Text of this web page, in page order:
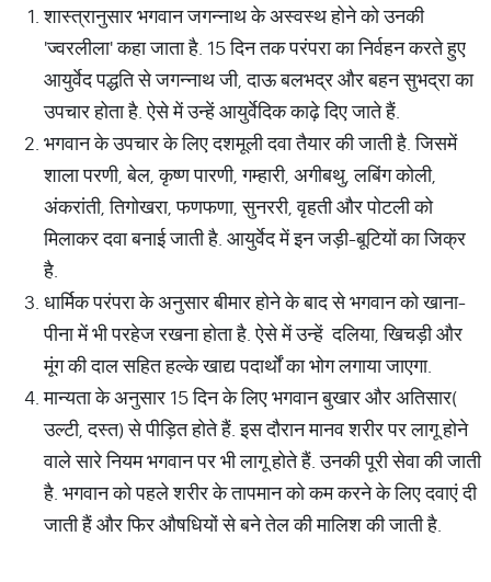
शास्त्रानुसार भगवान जगन्नाथ के अस्वस्थ होने को उनकी
'ज्वरलीला' कहा जाता है. 15 दिन तक परंपरा का निर्वहन करते हुए
आयुर्वेद पद्धति से जगन्नाथ जी, दाऊ बलभद्र और बहन सुभद्रा का
उपचार होता है. ऐसे में उन्हें आयुर्वेदिक काढ़े दिए जाते हैं.
भगवान के उपचार के लिए दशमूली दवा तैयार की जाती है. जिसमें
शाला परणी, बेल, कृष्ण पारणी, गम्हारी, अगीबथु, लबिंग कोली,
अंकरांती, तिगोखरा, फणफणा, सुनररी, वृहती और पोटली को
मिलाकर दवा बनाई जाती है. आयुर्वेद में इन जड़ी-बूटियों का जिक्र
है.
धार्मिक परंपरा के अनुसार बीमार होने के बाद से भगवान को खाना-
पीना में भी परहेज रखना होता है. ऐसे में उन्हें दलिया, खिचड़ी और
मूंग की दाल सहित हल्के खाद्य पदार्थों का भोग लगाया जाएगा.
मान्यता के अनुसार 15 दिन के लिए भगवान बुखार और अतिसार(
उल्टी, दस्त) से पीड़ित होते हैं. इस दौरान मानव शरीर पर लागू होने
वाले सारे नियम भगवान पर भी लागू होते हैं. उनकी पूरी सेवा की जाती
है. भगवान को पहले शरीर के तापमान को कम करने के लिए दवाएं दी
जाती हैं और फिर औषधियों से बने तेल की मालिश की जाती है.